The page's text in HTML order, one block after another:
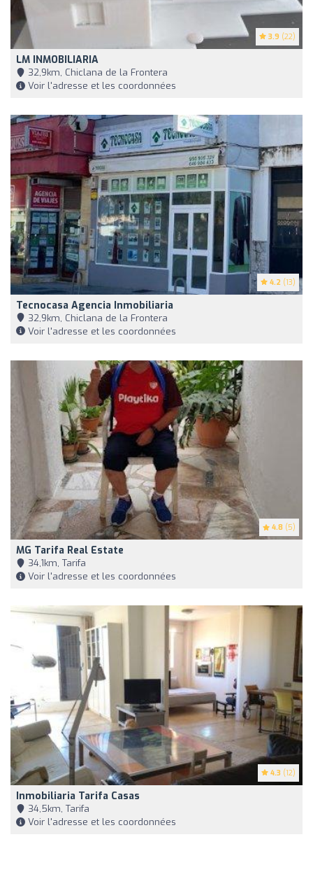
3.9 (22)
LM INMOBILIARIA
32,9km, Chiclana de la Frontera
Voir l'adresse et les coordonnées
4.2 (13)
Tecnocasa Agencia Inmobiliaria
32,9km, Chiclana de la Frontera
Voir l'adresse et les coordonnées
4.8 (5)
MG Tarifa Real Estate
34,1km, Tarifa
Voir l'adresse et les coordonnées
4.3 (12)
Inmobiliaria Tarifa Casas
34,5km, Tarifa
Voir l'adresse et les coordonnées